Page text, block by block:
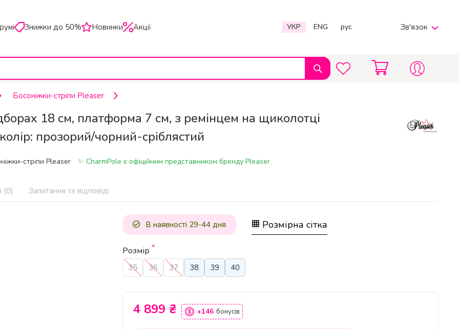
Знижки до 50% Новинки Акції УКР ENG рус Зв'язок
Telegram
Босоніжки-стріпи Pleaser
18 см, платформа 7 см, з ремінцем на щиколотці
прозорий/чорний-сріблястий
стріпи Pleaser ✨ CharmPole є офіційним представником бренду Pleaser
(0) Запитання та відповіді
В наявності 29-44 дня Розмірна сітка
Розмір *
35 36 37 38 39 40
4 899 ₴ +146 бонусів